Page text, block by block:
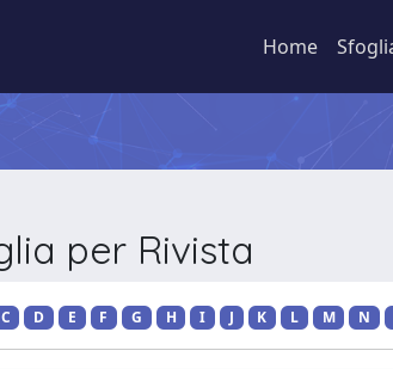
Home
per Rivista
C D E F G H I J K L M N